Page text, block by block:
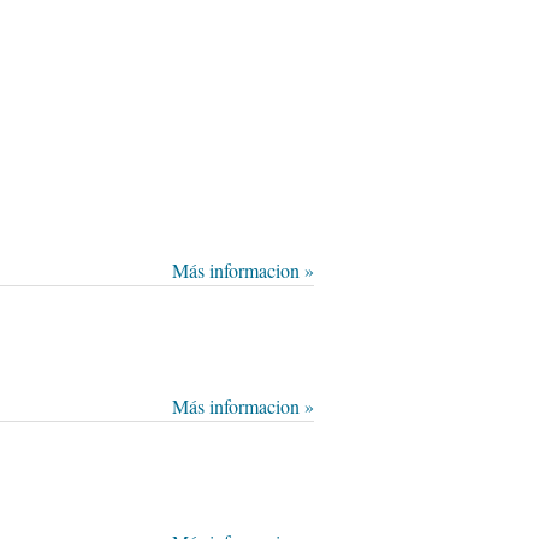
Más informacion »
Más informacion »